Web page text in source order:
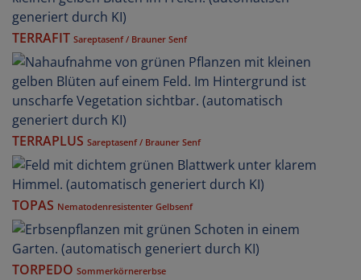
TERRAFIT Sareptasenf / Brauner Senf
TERRAPLUS Sareptasenf / Brauner Senf
TOPAS Nematodenresistenter Gelbsenf
TORPEDO Sommerkörnererbse